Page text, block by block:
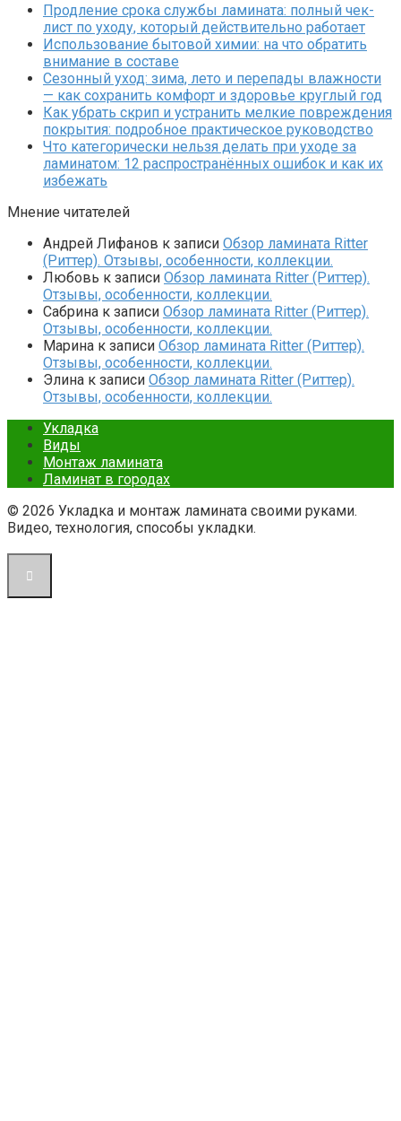
Продление срока службы ламината: полный чек-
лист по уходу, который действительно работает
Использование бытовой химии: на что обратить
внимание в составе
Сезонный уход: зима, лето и перепады влажности
— как сохранить комфорт и здоровье круглый год
Как убрать скрип и устранить мелкие повреждения
покрытия: подробное практическое руководство
Что категорически нельзя делать при уходе за
ламинатом: 12 распространённых ошибок и как их
избежать
Мнение читателей
Андрей Лифанов к записи Обзор ламината Ritter
(Риттер). Отзывы, особенности, коллекции.
Любовь к записи Обзор ламината Ritter (Риттер).
Отзывы, особенности, коллекции.
Сабрина к записи Обзор ламината Ritter (Риттер).
Отзывы, особенности, коллекции.
Марина к записи Обзор ламината Ritter (Риттер).
Отзывы, особенности, коллекции.
Элина к записи Обзор ламината Ritter (Риттер).
Отзывы, особенности, коллекции.
Укладка
Виды
Монтаж ламината
Ламинат в городах
© 2026 Укладка и монтаж ламината своими руками.
Видео, технология, способы укладки.